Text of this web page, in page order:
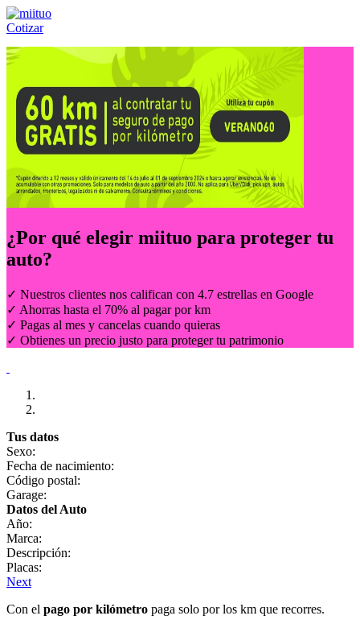
Cotizar
Llámanos al:(55) 84-21-05-00 ó
¿Por qué elegir miituo para proteger tu
auto?
✓ Nuestros clientes nos califican con 4.7 estrellas en Google
✓ Ahorras hasta el 70% al pagar por km
✓ Pagas al mes y cancelas cuando quieras
✓ Obtienes un precio justo para proteger tu patrimonio
Tus datos
Sexo:
Fecha de nacimiento:
Código postal:
Garage:
Datos del Auto
Año:
Marca:
Descripción:
Placas:
Next
Con el pago por kilómetro paga solo por los km que recorres.